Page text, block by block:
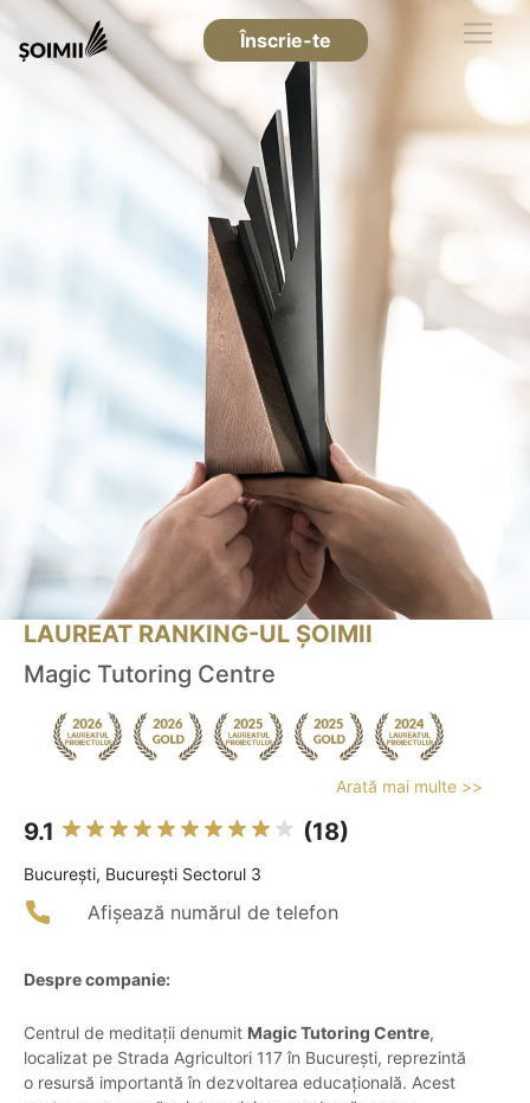
Înscrie-te
LAUREAT RANKING-UL ȘOIMII
Magic Tutoring Centre
Arată mai multe >>
9.1 (18)
Bucureşti, Bucureşti Sectorul 3
Afișează numărul de telefon
Despre companie:
Centrul de meditații denumit Magic Tutoring Centre,
localizat pe Strada Agricultori 117 în București, reprezintă
o resursă importantă în dezvoltarea educațională. Acest